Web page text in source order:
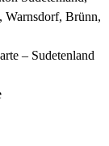
Warnsdorf, Brünn,
– Sudetenland